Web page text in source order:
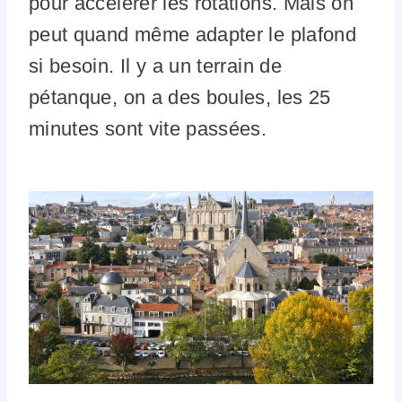
peut quand même adapter le plafond
si besoin. Il y a un terrain de
pétanque, on a des boules, les 25
minutes sont vite passées.